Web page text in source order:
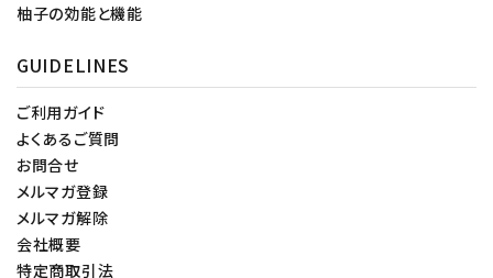
柚子の効能と機能
GUIDELINES
ご利用ガイド
よくあるご質問
お問合せ
メルマガ登録
メルマガ解除
会社概要
特定商取引法